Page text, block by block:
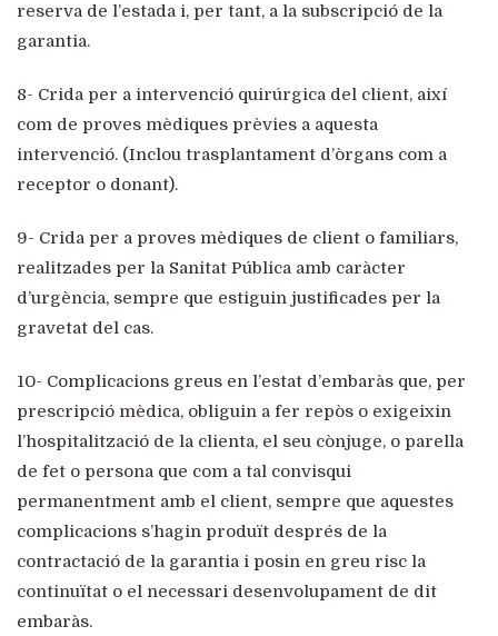
reserva de l’estada i, per tant, a la subscripció de la
garantia.
8- Crida per a intervenció quirúrgica del client, així
com de proves mèdiques prèvies a aquesta
intervenció. (Inclou trasplantament d’òrgans com a
receptor o donant).
9- Crida per a proves mèdiques de client o familiars,
realitzades per la Sanitat Pública amb caràcter
d’urgència, sempre que estiguin justificades per la
gravetat del cas.
10- Complicacions greus en l’estat d’embaràs que, per
prescripció mèdica, obliguin a fer repòs o exigeixin
l’hospitalització de la clienta, el seu cònjuge, o parella
de fet o persona que com a tal convisqui
permanentment amb el client, sempre que aquestes
complicacions s’hagin produït després de la
contractació de la garantia i posin en greu risc la
continuïtat o el necessari desenvolupament de dit
embaràs.